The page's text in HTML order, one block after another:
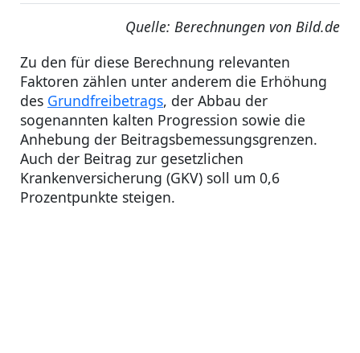
Quelle: Berechnungen von Bild.de
Zu den für diese Berechnung relevanten
Faktoren zählen unter anderem die Erhöhung
des Grundfreibetrags, der Abbau der
sogenannten kalten Progression sowie die
Anhebung der Beitragsbemessungsgrenzen.
Auch der Beitrag zur gesetzlichen
Krankenversicherung (GKV) soll um 0,6
Prozentpunkte steigen.